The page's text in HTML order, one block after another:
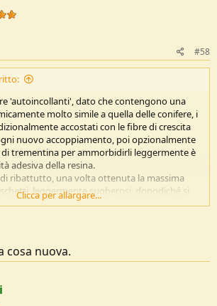
#58
'autoincollanti', dato che contengono una
molto simile a quella delle conifere, i
accostati con le fibre di crescita
nuovo accoppiamento, poi opzionalmente
di trementina per ammorbidirli leggermente è
adesiva della resina.
ribattutto, una volta ottenuta la massima
leggermente sugherosi, dopodiché si
in forno, che ha il duplice compito di fare
viene rifinito e sagomato a seconda della
Clicca per allargare...
cosa nuova.